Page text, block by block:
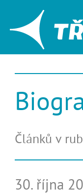
Článků v
30. října